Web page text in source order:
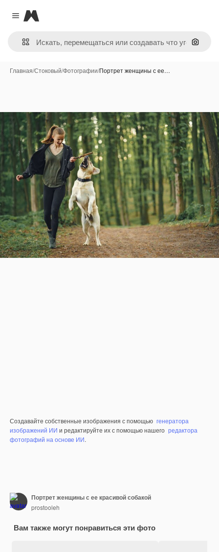
Close menu
Magnific
Поиск
Главная/Стоковый/Фотографии/Портрет женщины с ее…
Создавайте собственные изображения с помощью генератора
изображений ИИ и редактируйте их с помощью нашего редактора
фотографий на основе ИИ.
Портрет женщины с ее красивой собакой
prostooleh
Вам также могут понравиться эти фото